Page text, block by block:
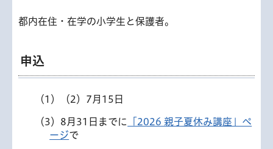
都内在住・在学の小学生と保護者。
申込
（1）（2）7月15日
（3）8月31日までに
「2026 親子夏休み講座」ペ
ージで